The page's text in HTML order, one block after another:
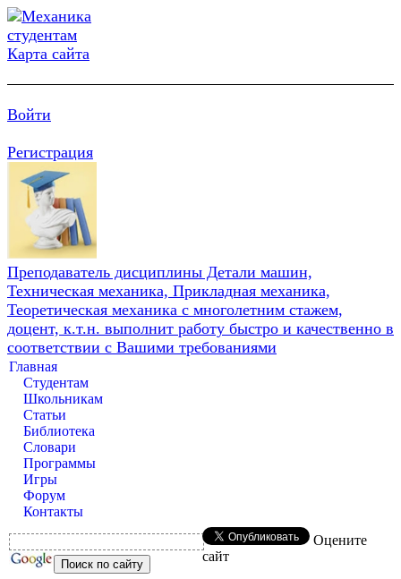
Карта сайта
Войти
Регистрация
Преподаватель дисциплины Детали машин,
Техническая механика, Прикладная механика,
Теоретическая механика с многолетним стажем,
доцент, к.т.н. выполнит работу быстро и качественно в
соответствии с Вашими требованиями
Главная
Студентам
Школьникам
Статьи
Библиотека
Словари
Программы
Игры
Форум
Контакты
Оцените
сайт